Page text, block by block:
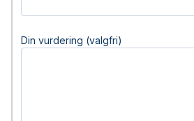
Din vurdering (valgfri)